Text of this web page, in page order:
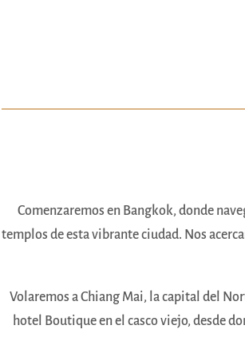
Comenzaremos en Bangkok, donde
templos de esta vibrante ciudad. Nos
Volaremos a Chiang Mai, la capital del
hotel Boutique en el casco viejo, desde